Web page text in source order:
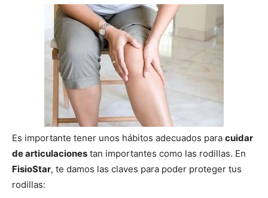
Es importante tener unos hábitos adecuados para cuidar
de articulaciones tan importantes como las rodillas. En
FisioStar, te damos las claves para poder proteger tus
rodillas: